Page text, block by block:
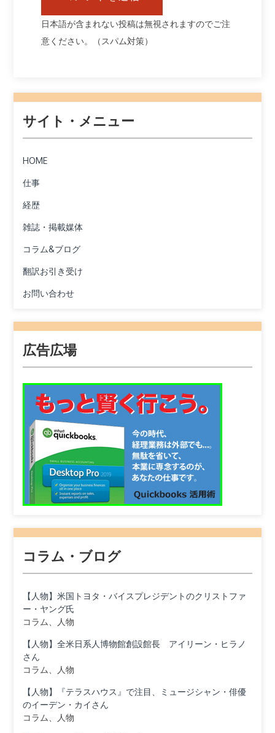
日本語が含まれない投稿は無視されますのでご注
意ください。（スパム対策）
サイト・メニュー
HOME
仕事
経歴
雑誌・掲載媒体
コラム&ブログ
翻訳お引き受け
お問い合わせ
広告広場
コラム・ブログ
【人物】米国トヨタ・バイスプレジデントのクリストファ
ー・ヤング氏
コラム、人物
【人物】全米日系人博物館創設館長 アイリーン・ヒラノ
さん
コラム、人物
【人物】『テラスハウス』で注目、ミュージシャン・俳優
のイーデン・カイさん
コラム、人物